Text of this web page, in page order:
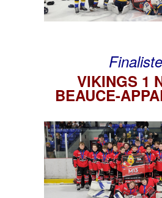
VIKINGS 1
BEAUCE-